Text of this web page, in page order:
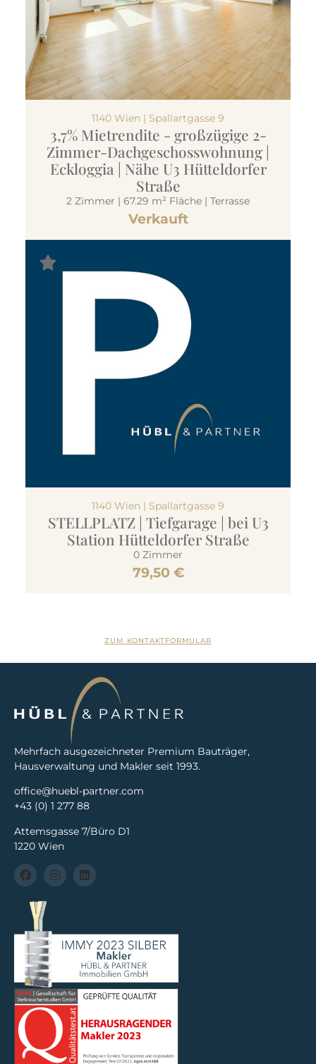
ZUM KONTAKTFORMULAR
Mehrfach ausgezeichneter Premium Bauträger,
Hausverwaltung und Makler seit 1993.
office@huebl-partner.com
+43 (0) 1 277 88
Attemsgasse 7/Büro D1
1220 Wien